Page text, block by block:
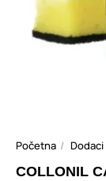
Početna Dodaci
COLLONIL